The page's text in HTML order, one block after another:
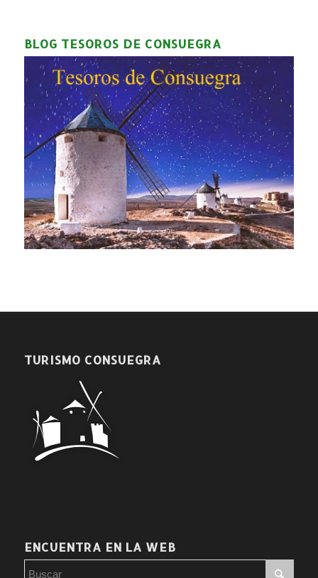
BLOG TESOROS DE CONSUEGRA
TURISMO CONSUEGRA
ENCUENTRA EN LA WEB